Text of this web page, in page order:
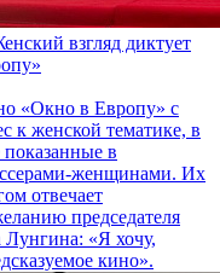
взгляд диктует
«Окно в Европу» с
к женской тематике, в
в
женщинами. Их
отвечает
председателя
«Я хочу,
кино».